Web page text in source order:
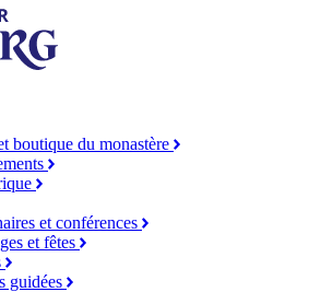
boutique du monastère
et conférences
et fêtes
guidées